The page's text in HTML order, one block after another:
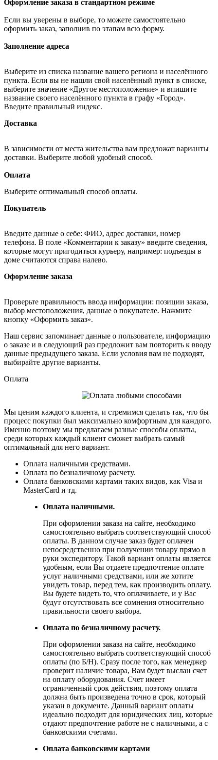
Оформление заказа в стандартном режиме
Если вы уверены в выборе, то можете самостоятельно
оформить заказ, заполнив по этапам всю форму.
Заполнение адреса
Выберите из списка название вашего региона и населённого
пункта. Если вы не нашли свой населённый пункт в списке,
выберите значение «Другое местоположение» и впишите
название своего населённого пункта в графу «Город».
Введите правильный индекс.
Доставка
В зависимости от места жительства вам предложат варианты
доставки. Выберите любой удобный способ.
Оплата
Выберите оптимальный способ оплаты.
Покупатель
Введите данные о себе: ФИО, адрес доставки, номер
телефона. В поле «Комментарии к заказу» введите сведения,
которые могут пригодиться курьеру, например: подъезды в
доме считаются справа налево.
Оформление заказа
Проверьте правильность ввода информации: позиции заказа,
выбор местоположения, данные о покупателе. Нажмите
кнопку «Оформить заказ».
Наш сервис запоминает данные о пользователе, информацию
о заказе и в следующий раз предложит вам повторить к вводу
данные предыдущего заказа. Если условия вам не подходят,
выбирайте другие варианты.
Оплата
Мы ценим каждого клиента, и стремимся сделать так, что бы
процесс покупки был максимально комфортным для каждого.
Именно поэтому мы предлагаем разные способы оплаты,
среди которых каждый клиент сможет выбрать самый
оптимальный для него вариант.
Оплата наличными средствами.
Оплата по безналичному расчету.
Оплата банковскими картами таких видов, как Visa и
MasterCard и тд.
Оплата наличными.
При оформлении заказа на сайте, необходимо
самостоятельно выбрать соответствующий способ
оплаты. В данном случае заказ будет оплачен
непосредственно при получении товару прямо в
руки экспедитору. Такой вариант оплаты является
удобным, если Вы отдаете предпочтение оплате
услуг наличными средствами, или же хотите
увидеть товар, перед тем, как производить оплату.
Вы будете видеть то, что оплачиваете, и у Вас
будут отсутствовать все сомнения относительно
правильности своего выбора.
Оплата по безналичному расчету.
При оформлении заказа на сайте, необходимо
самостоятельно выбрать соответствующий способ
оплаты (по Б/Н). Сразу после того, как менеджер
проверит наличие товара, Вам будет выслан счет
на оплату оборудования. Счет имеет
ограниченный срок действия, поэтому оплата
должна быть произведена точно в срок, который
указан в документе. Данный вариант оплаты
идеально подходит для юридических лиц, которые
отдают предпочтение работе не с наличными, а с
банковскими счетами.
Оплата банковскими картами